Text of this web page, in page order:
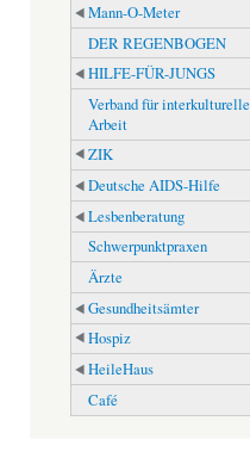
Mann-O-Meter
DER REGENBOGEN
HILFE-FÜR-JUNGS
Verband für interkulturelle
Arbeit
ZIK
Deutsche AIDS-Hilfe
Lesbenberatung
Schwerpunktpraxen
Ärzte
Gesundheitsämter
Hospiz
HeileHaus
Café